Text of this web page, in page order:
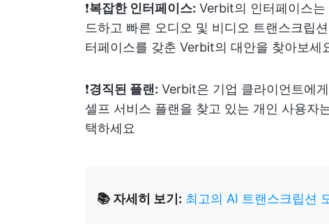
❗️복잡한 인터페이스: Verbit의 인터페이스는
드하고 빠른 오디오 및 비디오 트랜스크립
터페이스를 갖춘 Verbit의 대안을 찾아보세
❗️경직된 플랜: Verbit은 기업 클라이언트에
셀프 서비스 플랜을 찾고 있는 개인 사용자
택하세요
📚 자세히 보기: 최고의 AI 트랜스크립션